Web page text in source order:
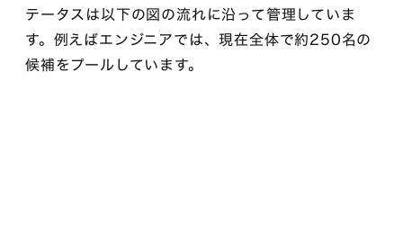
テータスは以下の図の流れに沿って管理していま
す。例えばエンジニアでは、現在全体で約250名の
候補をプールしています。